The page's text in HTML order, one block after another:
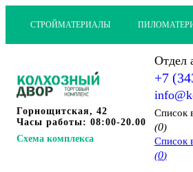
СТРОЙМАТЕРИАЛЫ
Горнощитская, 42
Часы работы: 08:00-20.00
Схема комплекса
Отдел
+7
Cписок
(0)
Cписок
(0)